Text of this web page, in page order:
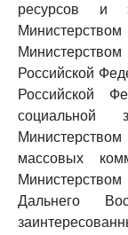
ресурсов и
Российской
Российской
социальной
массовых
Дальнего